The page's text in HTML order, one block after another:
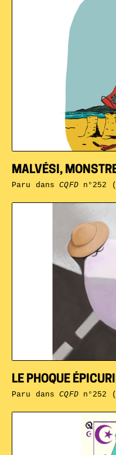
LE PHOQUE
Paru dansCQFDn°252
MALVÉSI,
Paru dansCQFDn°252